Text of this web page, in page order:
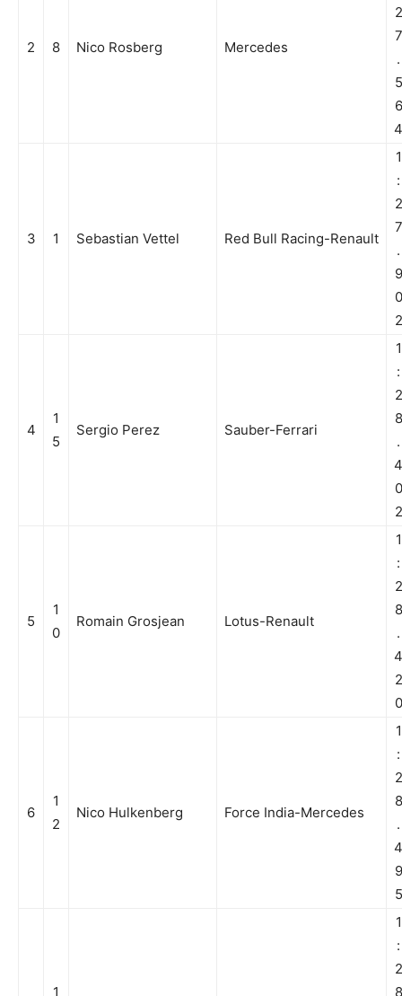
2 8 Nico Rosberg Mercedes
2
7
.
5
6
4
3 1 Sebastian Vettel Red Bull Racing-Renault
1
:
2
7
.
9
0
2
4
1
5
Sergio Perez Sauber-Ferrari
1
:
2
8
.
4
0
2
5
1
0
Romain Grosjean Lotus-Renault
1
:
2
8
.
4
2
0
6
1
2
Nico Hulkenberg Force India-Mercedes
1
:
2
8
.
4
9
5
1
1
:
2
8